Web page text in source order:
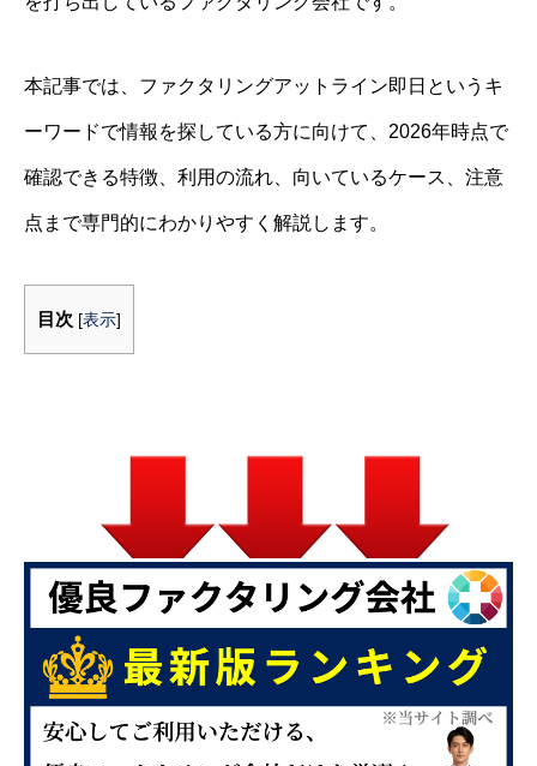
本記事では、ファクタリングアットライン即日というキ
ーワードで情報を探している方に向けて、2026年時点で
確認できる特徴、利用の流れ、向いているケース、注意
点まで専門的にわかりやすく解説します。
目次 [表示]